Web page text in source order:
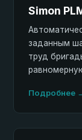
Simon
заданным
труд
Подробнее